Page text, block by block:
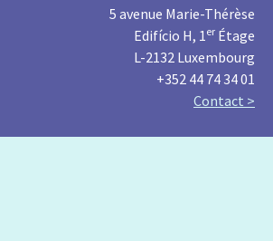
5 avenue Marie-Thérèse
Edifício H, 1er Étage
L-2132 Luxembourg
+352 44 74 34 01
Contact >